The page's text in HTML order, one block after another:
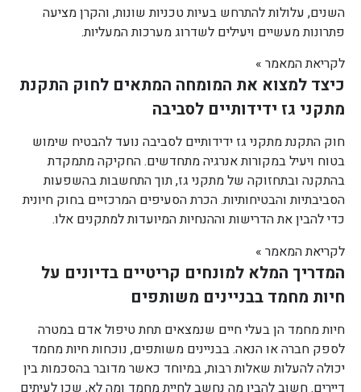
השנים, עלולות להתרחש בעיות טכניות שונות, והקרן מציעה
פתרונות מעשיים ויעילים לשדרוג מערכות המעליות.
לקריאת המאמר »
כיצד למצוא את המומחה המתאים לחוק התקנת
מתקני גז ידידותיים לסביבה
חוק התקנת מתקני גז ידידותיים לסביבה נועד להבטיח שימוש
בטוח ויעיל במקורות אנרגיה מתחדשים. החקיקה מתמקדת
בהתקנה ובתחזוקה של מתקני גז, תוך התחשבות בהשפעות
הסביבתיות והבטיחותיות. הכרת הסעיפים המרכזיים בחוק חיונית
כדי להבין את הדרישות וההנחיות המיועדות למתקנים אלו.
לקריאת המאמר »
המדריך המלא למונחים קריטיים בדיונים על
חיות מחמד בבניינים משותפים
חיות מחמד הן בעלי חיים שנמצאים תחת טיפול אדם במטרה
לספק חברה או הנאה. בבניינים משותפים, נוכחות חיות מחמד
יכולה להעלות שאלות רבות, במיוחד כאשר מדובר בהסכמות בין
דיירים. חשוב להבין מה נחשב לחיית מחמד ומה לא, שכן לעיתים